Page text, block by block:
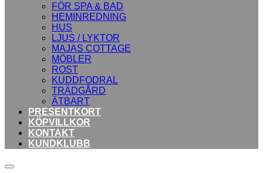
FÖR SPA & BAD
HEMINREDNING
HUS
LJUS / LYKTOR
MAJAS COTTAGE
MÖBLER
ROST
KUDDFODRAL
TRÄDGÅRD
ÄTBART
PRESENTKORT
KÖPVILLKOR
KONTAKT
KUNDKLUBB